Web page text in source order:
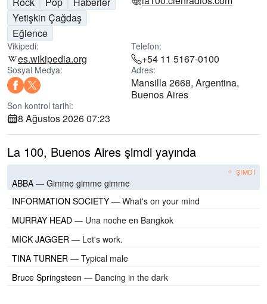
Yetişkin Çağdaş
Eğlence
Vikipedi:
es.wikipedia.org
Telefon:
+54 11 5167-0100
Sosyal Medya: Adres:
Mansilla 2668, Argentina,
Buenos Aires
Son kontrol tarihi:
8 Ağustos 2026 07:23
La 100, Buenos Aires şimdi yayında
ŞIMDI
ABBA — Gimme gimme gimme
INFORMATION SOCIETY — What's on your mind
MURRAY HEAD — Una noche en Bangkok
MICK JAGGER — Let's work.
TINA TURNER — Typical male
Bruce Springsteen — Dancing in the dark